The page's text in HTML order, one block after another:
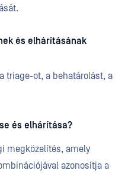
és elhárításának
triage-ot, a behatárolást, a
és elhárítása?
megközelítés, amely
azonosítja a